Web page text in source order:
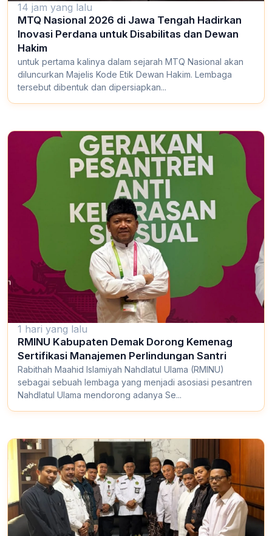
14 jam yang lalu
MTQ Nasional 2026 di Jawa Tengah Hadirkan
Inovasi Perdana untuk Disabilitas dan Dewan
Hakim
untuk pertama kalinya dalam sejarah MTQ Nasional akan
diluncurkan Majelis Kode Etik Dewan Hakim. Lembaga
tersebut dibentuk dan dipersiapkan...
1 hari yang lalu
RMINU Kabupaten Demak Dorong Kemenag
Sertifikasi Manajemen Perlindungan Santri
Rabithah Maahid Islamiyah Nahdlatul Ulama (RMINU)
sebagai sebuah lembaga yang menjadi asosiasi pesantren
Nahdlatul Ulama mendorong adanya Se...